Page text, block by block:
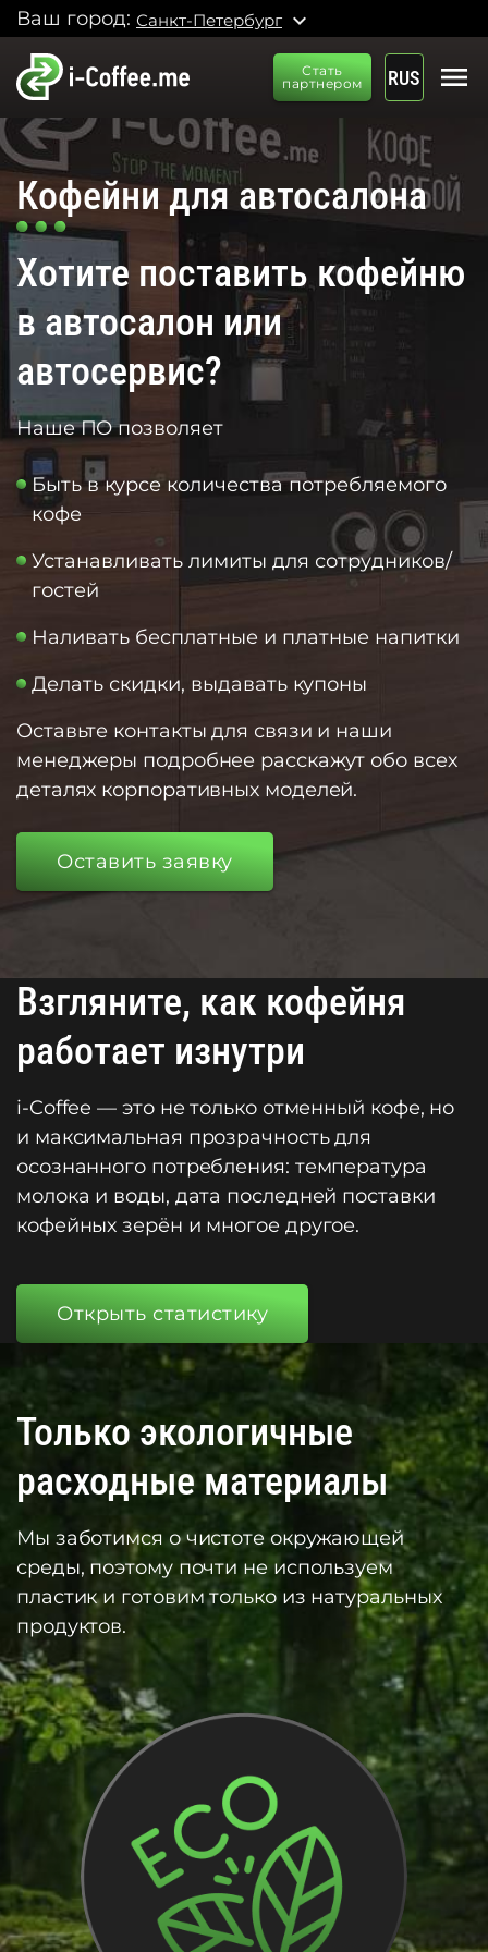
Ваш город: Санкт-Петербург expand_more
Стать
партнером
RUS menu
Кофейни для автосалона
Хотите поставить кофейню
в автосалон или
автосервис?
Наше ПО позволяет
Быть в курсе количества потребляемого
кофе
Устанавливать лимиты для сотрудников/
гостей
Наливать бесплатные и платные напитки
Делать скидки, выдавать купоны
Оставьте контакты для связи и наши
менеджеры подробнее расскажут обо всех
деталях корпоративных моделей.
Оставить заявку
Взгляните, как кофейня
работает изнутри
i-Coffee — это не только отменный кофе, но
и максимальная прозрачность для
осознанного потребления: температура
молока и воды, дата последней поставки
кофейных зерён и многое другое.
Открыть статистику
Только экологичные
расходные материалы
Мы заботимся о чистоте окружающей
среды, поэтому почти не используем
пластик и готовим только из натуральных
продуктов.